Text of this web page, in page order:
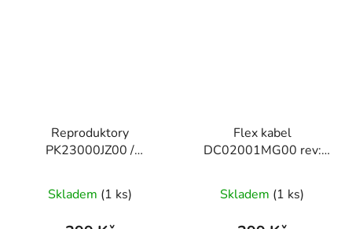
Reproduktory
PK23000JZ00 /
15R-5521
Skladem (1 ks)
Flex kabel
DC02001MG00 rev:
Inspiron 15R-5521
Skladem (1 ks)